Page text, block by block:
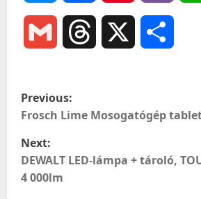
Gmail Threads
P
o
s
t
Previous:
Frosch Lime Mosogatógép
Next:
DEWALT LED-lámpa + tároló,
4 000lm